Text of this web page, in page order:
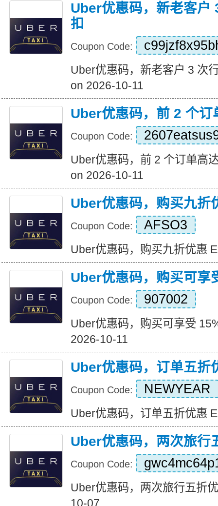
Uber优惠码，新老客户
扣
Coupon Code:
Uber优惠码，新老客户 3 次
on 2026-10-11
Uber优惠码，前 2 个订
Coupon Code:
Uber优惠码，前 2 个订单高
on 2026-10-11
Uber优惠码，购买九折
Coupon Code: AFSO3
Uber优惠码，购买九折优惠
Uber优惠码，购买可享
Coupon Code: 907002
Uber优惠码，购买可享受
2026-10-11
Uber优惠码，订单五折
Coupon Code: NEWYEAR
Uber优惠码，订单五折优惠
Uber优惠码，两次旅行
Coupon Code:
Uber优惠码，两次旅行五折
10-07